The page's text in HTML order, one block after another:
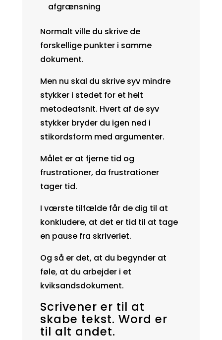
afgrænsning
Normalt ville du skrive de
forskellige punkter i samme
dokument.
Men nu skal du skrive syv mindre
stykker i stedet for et helt
metodeafsnit. Hvert af de syv
stykker bryder du igen ned i
stikordsform med argumenter.
Målet er at fjerne tid og
frustrationer, da frustrationer
tager tid.
I værste tilfælde får de dig til at
konkludere, at det er tid til at tage
en pause fra skriveriet.
Og så er det, at du begynder at
føle, at du arbejder i et
kviksandsdokument.
Scrivener er til at
skabe tekst. Word er
til alt andet.